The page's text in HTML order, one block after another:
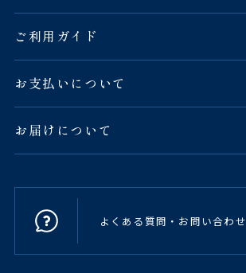
ご利用ガイド
お支払いについて
お届けについて
よくある質問・お問い合わせ